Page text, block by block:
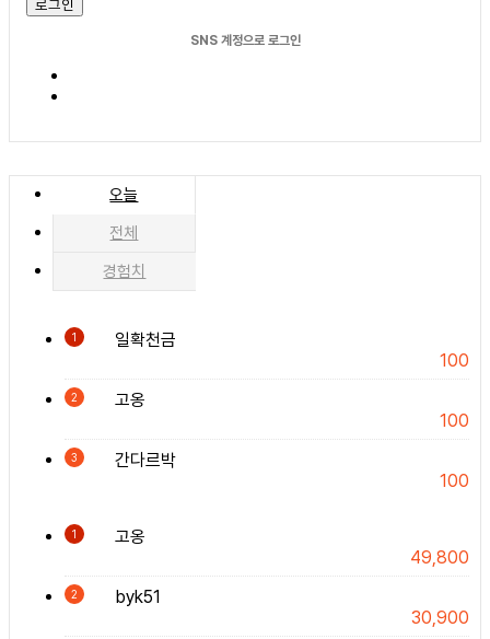
로그인
SNS 계정으로 로그인
오늘
전체
경험치
1
일확천금
100
2
고옹
100
3
간다르박
100
1
고옹
49,800
2
byk51
30,900